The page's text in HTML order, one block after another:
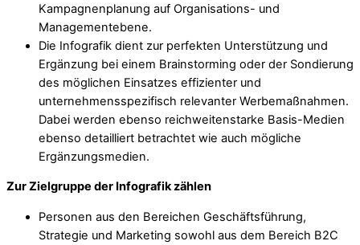
Kampagnenplanung auf Organisations- und
Managementebene.
Die Infografik dient zur perfekten Unterstützung und
Ergänzung bei einem Brainstorming oder der Sondierung
des möglichen Einsatzes effizienter und
unternehmensspezifisch relevanter Werbemaßnahmen.
Dabei werden ebenso reichweitenstarke Basis-Medien
ebenso detailliert betrachtet wie auch mögliche
Ergänzungsmedien.
Zur Zielgruppe der Infografik zählen
Personen aus den Bereichen Geschäftsführung,
Strategie und Marketing sowohl aus dem Bereich B2C